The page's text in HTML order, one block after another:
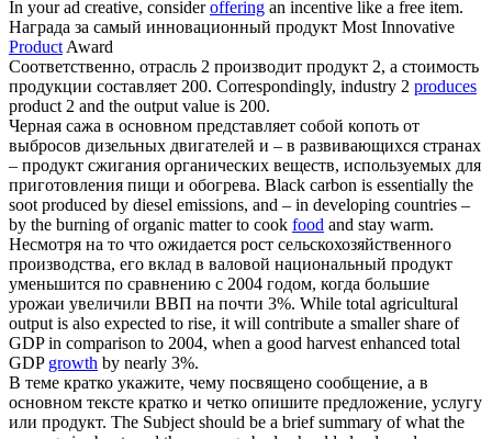
In your ad creative, consideroffering an incentive like a free item.
Награда за самый инновационный продукт Most Innovative
ProductAward
Соответственно, отрасль 2 производит продукт 2, а стоимость
продукции составляет 200. Correspondingly, industry 2 produces
product 2 and the output value is 200.
Черная сажа в основном представляет собой копоть от
выбросов дизельных двигателей и – в развивающихся странах
– продукт сжигания органических веществ, используемых для
приготовления пищи и обогрева. Black carbon is essentially the
soot produced by diesel emissions, and – in developing countries –
by the burning of organic matter to cook food and stay warm.
Несмотря на то что ожидается рост сельскохозяйственного
производства, его вклад в валовой национальный продукт
уменьшится по сравнению с 2004 годом, когда большие
урожаи увеличили ВВП на почти 3%. While total agricultural
output is also expected to rise, it will contribute a smaller share of
GDP in comparison to 2004, when a good harvest enhanced total
GDP growth by nearly 3%.
В теме кратко укажите, чему посвящено сообщение, а в
основном тексте кратко и четко опишите предложение, услугу
или продукт. The Subject should be a brief summary of what the